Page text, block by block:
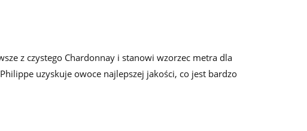
z czystego Chardonnay i stanowi wzorzec metra dla
uzyskuje owoce najlepszej jakości, co jest bardzo